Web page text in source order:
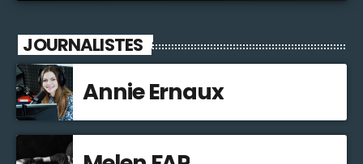
JOURNALISTES
Annie Ernaux